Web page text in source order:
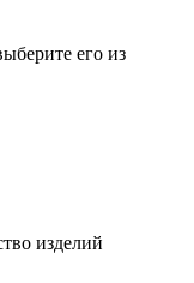
его из
изделий